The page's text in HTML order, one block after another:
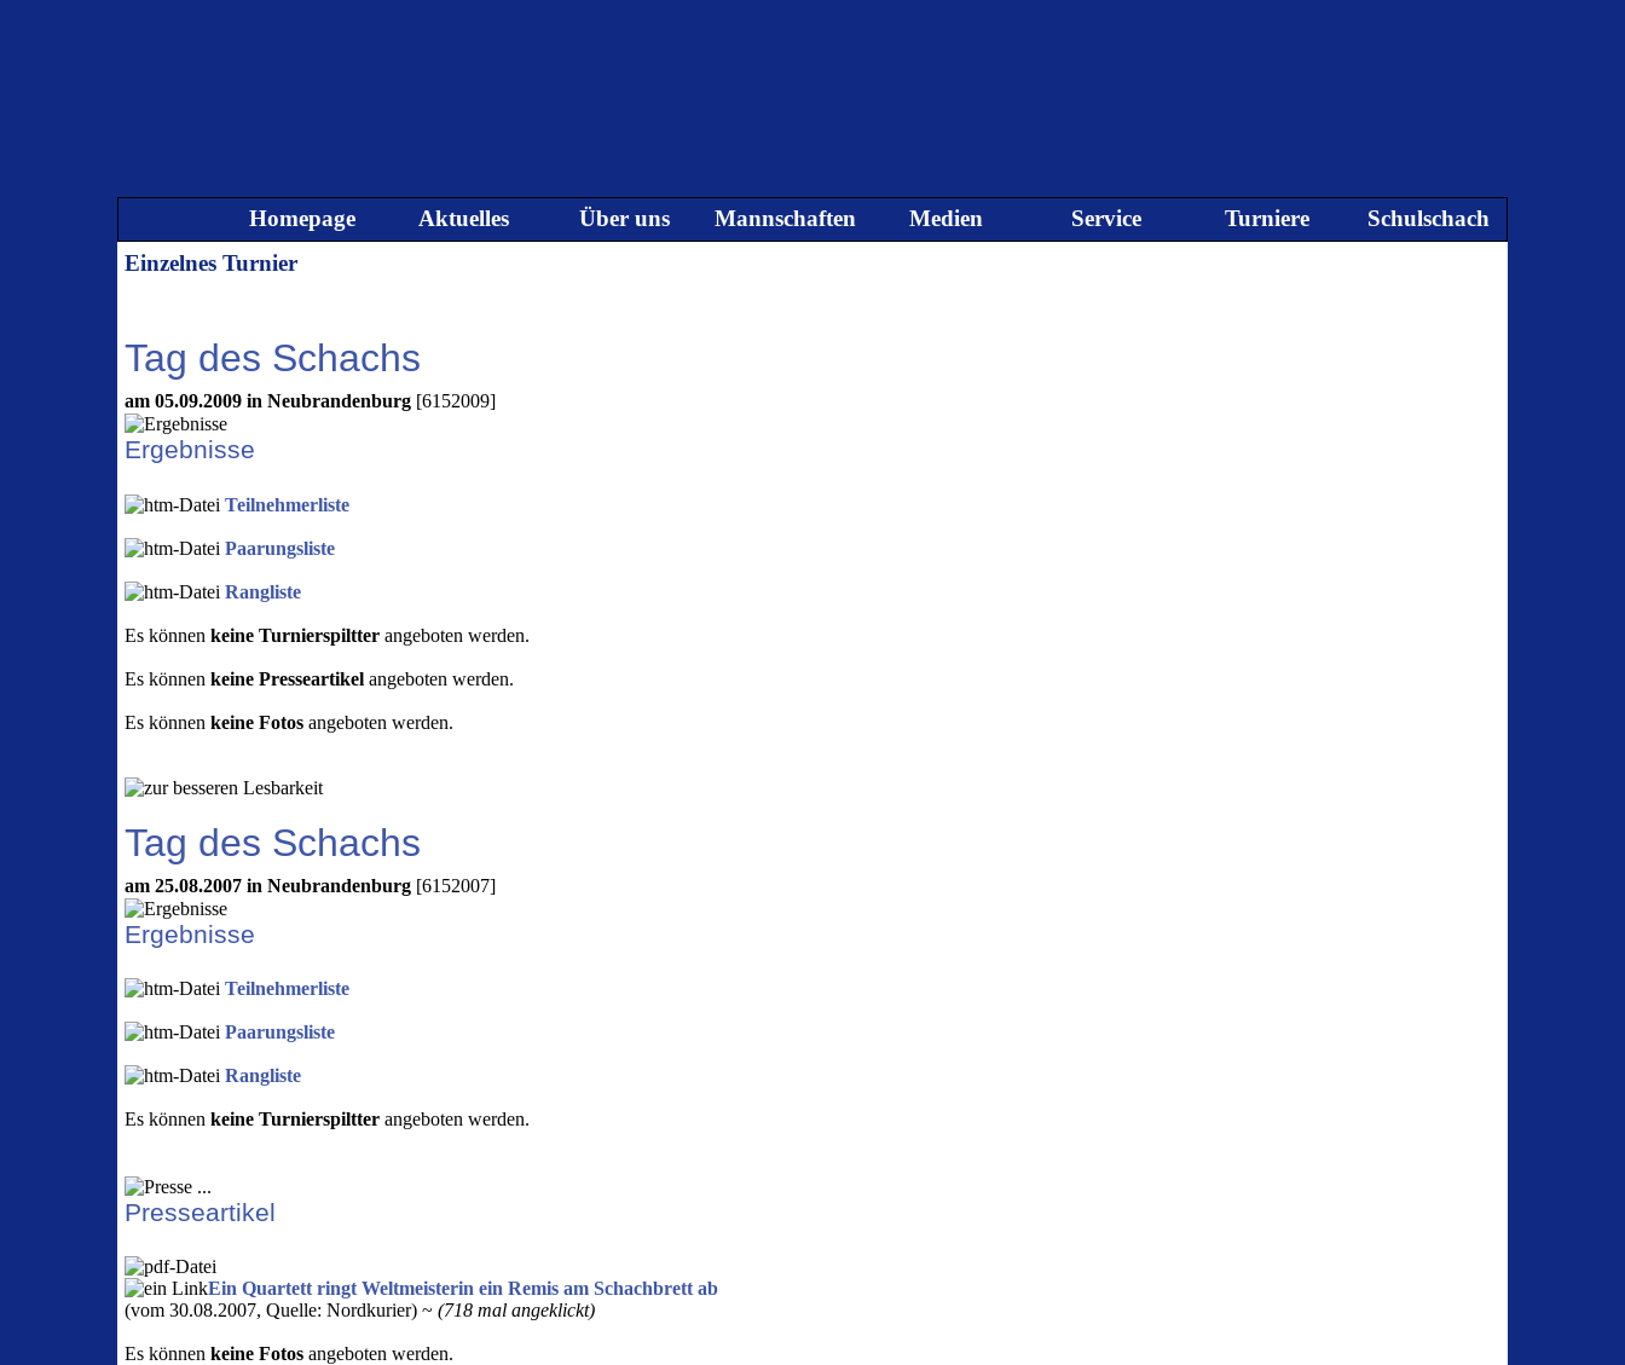
Menü überspringen
Homepage Aktuelles ▼
Über uns ▼
Mannschaften ▼
Medien ▼
Service ▼
Turniere ▼
Schulschach
Einzelnes Turnier
Tag des Schachs
am 05.09.2009 in Neubrandenburg [6152009]
Ergebnisse
Teilnehmerliste
Paarungsliste
Rangliste
Es könnenkeine Turnierspiltter angeboten werden.
Es könnenkeine Presseartikel angeboten werden.
Es könnenkeine Fotos angeboten werden.
Tag des Schachs
am 25.08.2007 in Neubrandenburg [6152007]
Ergebnisse
Teilnehmerliste
Paarungsliste
Rangliste
Es könnenkeine Turnierspiltter angeboten werden.
Presseartikel
Ein Quartett ringt Weltmeisterin ein Remis am Schachbrett ab
(vom 30.08.2007, Quelle: Nordkurier) ~(718 mal angeklickt)
Es könnenkeine Fotos angeboten werden.